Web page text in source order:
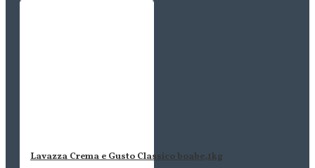
Lavazza Crema e Gusto Classico boabe,1kg